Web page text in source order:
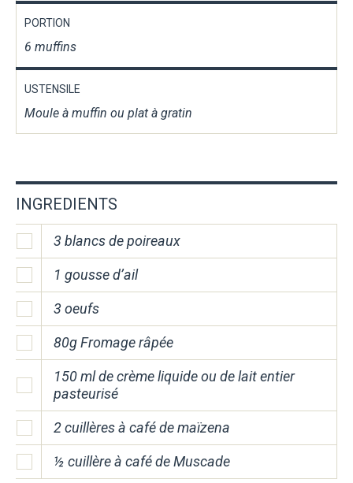
PORTION
6 muffins
USTENSILE
Moule à muffin ou plat à gratin
INGREDIENTS
3 blancs de poireaux
1 gousse d’ail
3 oeufs
80g Fromage râpée
150 ml de crème liquide ou de lait entier
pasteurisé
2 cuillères à café de maïzena
½ cuillère à café de Muscade